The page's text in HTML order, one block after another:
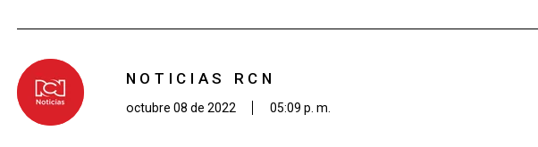
NOTICIAS RCN
octubre 08 de 2022 05:09 p. m.